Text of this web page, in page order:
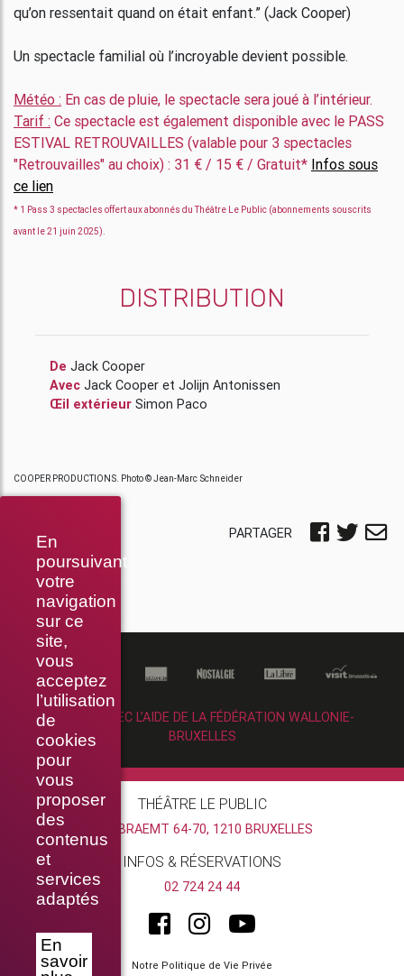
En
poursuivant
votre
navigation
sur ce
site,
vous
acceptez
l’utilisation
de
cookies
pour
vous
proposer
des
contenus
et
services
adaptés
En
savoir
qu’on ressentait quand on était enfant.” (Jack Cooper)
Un spectacle familial où l’incroyable devient possible.
Météo : En cas de pluie, le spectacle sera joué à l’intérieur.
Tarif : Ce spectacle est également disponible avec le PASS
ESTIVAL RETROUVAILLES (valable pour 3 spectacles
"Retrouvailles" au choix) : 31 € / 15 € / Gratuit* Infos sous
ce lien
* 1 Pass 3 spectacles offert aux abonnés du Théâtre Le Public (abonnements souscrits
avant le 21 juin 2025).
DISTRIBUTION
De Jack Cooper
Avec Jack Cooper et
Jolijn Antonissen
Œil extérieur
Simon Paco
COOPER PRODUCTIONS. Photo © Jean-Marc Schneider
PARTAGER
RÉALISÉ AVEC L’AIDE DE LA FÉDÉRATION WALLONIE-
BRUXELLES
THÉÂTRE LE PUBLIC
RUE BRAEMT 64-70, 1210 BRUXELLES
INFOS & RÉSERVATIONS
02 724 24 44
Notre Politique de Vie Privée